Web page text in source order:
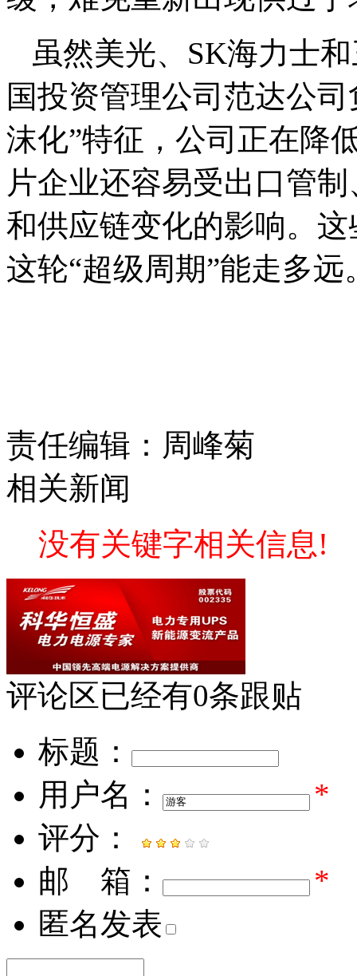
虽然美光、SK海力士
国投资管理公司范达公
沫化”特征，公司正在降
片企业还容易受出口管
和供应链变化的影响。
这轮“超级周期”能走多远
责任编辑：周峰菊
相关新闻
没有关键字相关信息!
评论区已经有0条跟贴
标题：
用户名：
*
评分：
邮 箱：
*
匿名发表